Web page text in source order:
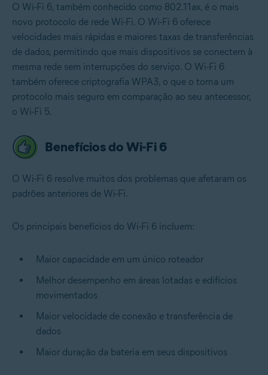
O Wi-Fi 6, também conhecido como 802.11ax, é o mais
novo protocolo de rede Wi-Fi. O Wi-Fi 6 oferece
velocidades mais rápidas e maiores taxas de transferências
de dados, permitindo que mais dispositivos se conectem à
mesma rede sem interrupções do serviço. O Wi-Fi 6
também oferece criptografia WPA3, o que o torna um
protocolo mais seguro em comparação ao seu antecessor,
o Wi-Fi 5.
Benefícios do Wi-Fi 6
O Wi-Fi 6 resolve muitos dos problemas que afetaram os
padrões anteriores de Wi-Fi.
Os principais benefícios do Wi-Fi 6 incluem:
Maior capacidade em um único roteador
Melhor desempenho em áreas lotadas e edifícios
movimentados
Maior velocidade de conexão e transferência de
dados
Maior duração da bateria em seus dispositivos